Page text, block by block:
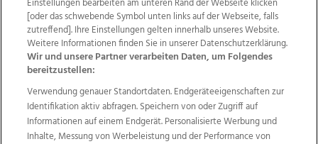
Wir über uns Mediadaten Kontakt
Jobs
Datenschutz
Impressum
AGB Anzeigekunden
AGB Website
Ehrenkodex Politische Werbung
Weitere Angebote des Medienhauses Wimmer
TV1 di-mog-i.at OÖNow
Ischler Woche
Life Radio
OÖNachrichten
OÖN Immobilien
Einstellungen bearbeiten am unteren Rand der Webseite klicken
[oder das schwebende Symbol unten links auf der Webseite, falls
zutreffend]. Ihre Einstellungen gelten innerhalb unseres Website.
Weitere Informationen finden Sie in unserer Datenschutzerklärung.
Wir und unsere Partner verarbeiten Daten, um Folgendes
bereitzustellen:
Verwendung genauer Standortdaten. Endgeräteeigenschaften zur
Identifikation aktiv abfragen. Speichern von oder Zugriff auf
Informationen auf einem Endgerät. Personalisierte Werbung und
Inhalte, Messung von Werbeleistung und der Performance von